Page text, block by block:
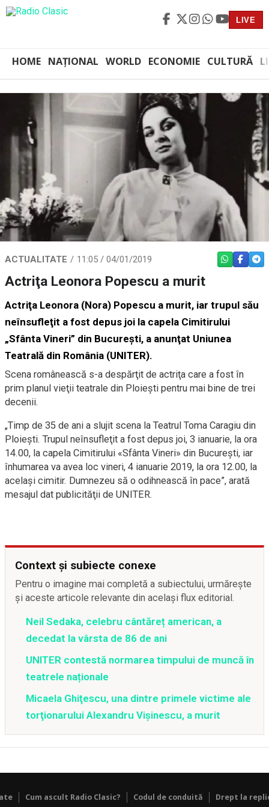
LIVE
HOME NAȚIONAL WORLD ECONOMIE CULTURĂ
ACTUALITATE 11:05 / 04/01/2019 WHATSAPP
Actriţa Leonora Popescu a murit
Actriţa Leonora (Nora) Popescu a murit, iar trupul său
neînsufleţit a fost depus joi la capela Cimitirului
„Sfânta Vineri” din Bucureşti, a anunţat Uniunea
Teatrală din România (UNITER).
Scena românească s-a despărţit de actriţa care a fost în
prim planul vieţii teatrale din Ploieşti pentru mai bine de trei
decenii.
„Timp de 35 de ani a slujit scena la Teatrul Toma Caragiu din
Ploieşti. Trupul neînsufleţit a fost depus joi, 3 ianuarie, la ora
14.00, la capela Cimitirului «Sfânta Vineri» din Bucureşti, iar
înhumarea va avea loc vineri, 4 ianuarie 2019, la ora 12.00, la
acelaşi cimitir. Dumnezeu să o odihnească în pace”, arată
mesajul dat publicităţii de UNITER.
Context și subiecte conexe
Pentru o imagine mai completă a subiectului, urmărește
și aceste articole relevante din același flux editorial.
Neil Sedaka, celebru cântăreț american, a
decedat la vârsta de 86 de ani
UNITER contestă normarea timpului de muncă în
teatrele naționale
Micaela Ghiţescu, una dintre primele victime ale
torţionarului Alexandru Vişinescu, a murit
Cum ascult Radio Clasic? Codul de conduită Drept la